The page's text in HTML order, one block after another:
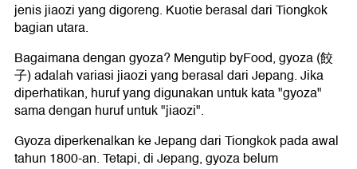
jenis jiaozi yang digoreng. Kuotie berasal dari Tiongkok
bagian utara.
Bagaimana dengan gyoza? Mengutip byFood, gyoza (餃
子) adalah variasi jiaozi yang berasal dari Jepang. Jika
diperhatikan, huruf yang digunakan untuk kata "gyoza"
sama dengan huruf untuk "jiaozi".
Gyoza diperkenalkan ke Jepang dari Tiongkok pada awal
tahun 1800-an. Tetapi, di Jepang, gyoza belum